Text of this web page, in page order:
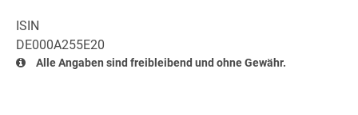
ISIN
DE000A255E20
Alle Angaben sind freibleibend und ohne Gewähr.